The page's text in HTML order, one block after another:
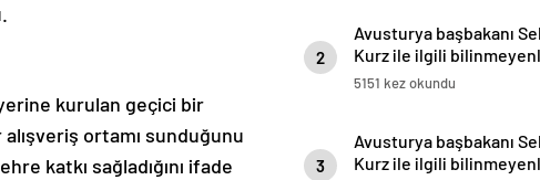
yerine kurulan geçici bir
ortamı sunduğunu
katkı sağladığını ifade
2
Avusturya başbakanı
Kurz ile ilgili
5151 kez okundu
3
Avusturya başbakanı
Kurz ile ilgili